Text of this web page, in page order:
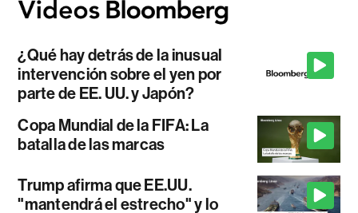
¿Qué hay detrás de la inusual
intervención sobre el yen por
parte de EE. UU. y Japón?
Copa Mundial de la FIFA: La
batalla de las marcas
Trump afirma que EE.UU.
"mantendrá el estrecho" y lo